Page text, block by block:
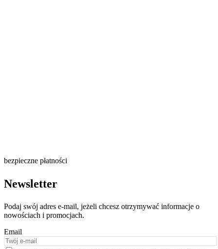
bezpieczne płatności
Newsletter
Podaj swój adres e-mail, jeżeli chcesz otrzymywać informacje o
nowościach i promocjach.
Email